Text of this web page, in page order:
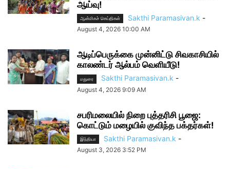
ஆய்வு!
ஆன்மிகச் செய்திகள் Sakthi Paramasivan.k -
August 4, 2026 10:00 AM
ஆடிப்பெருக்கை முன்னிட்டு சிவகாசியில்
காலண்டர் ஆல்பம் வெளியீடு!
மதுரை Sakthi Paramasivan.k -
August 4, 2026 9:09 AM
சபரிமலையில் நிறை புத்தரிசி பூஜை:
கொட்டும் மழையில் குவிந்த பக்தர்கள்!
இந்தியா Sakthi Paramasivan.k -
August 3, 2026 3:52 PM